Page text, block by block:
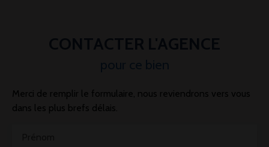
Merci de remplir le formulaire, nous reviendrons vers vous
dans les plus brefs délais.